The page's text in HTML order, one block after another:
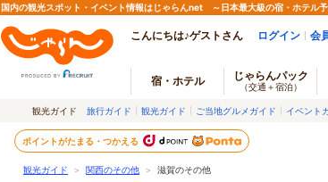
国内の観光スポット・イベント情報はじゃらんnet ～日本最大級の宿・ホテル
こんにちは♪ゲストさん ログイン 会
宿・ホテル じゃらんパック
（交通＋宿泊）
観光ガイド 旅行ガイド 観光ガイド ご当地グルメガイド イベント
ポイントがたまる・つかえる
観光ガイド ＞ 関西のその他 ＞ 滋賀のその他